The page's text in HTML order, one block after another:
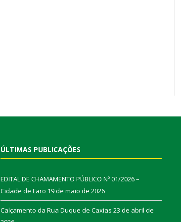
ÚLTIMAS PUBLICAÇÕES
EDITAL DE CHAMAMENTO PÚBLICO Nº 01/2026 –
Cidade de Faro 19 de maio de 2026
Calçamento da Rua Duque de Caxias 23 de abril de